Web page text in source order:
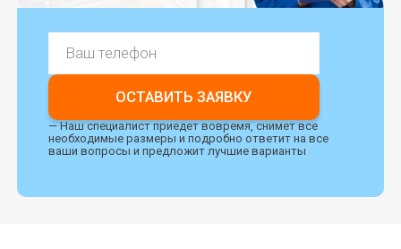
ОСТАВИТЬ ЗАЯВКУ
— Наш специалист приедет вовремя, снимет все
необходимые размеры и подробно ответит на все
ваши вопросы и предложит лучшие варианты